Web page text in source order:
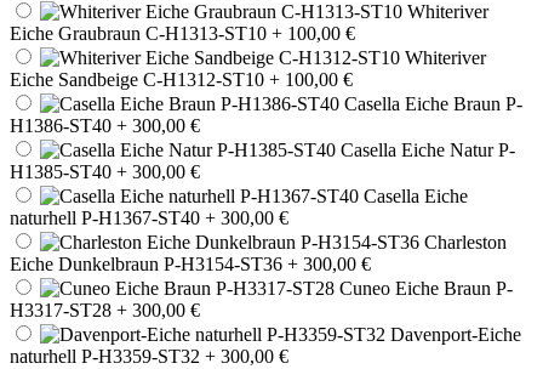
Whiteriver
Eiche Graubraun C-H1313-ST10 + 100,00 €
Whiteriver
Eiche Sandbeige C-H1312-ST10 + 100,00 €
Casella Eiche Braun P-
H1386-ST40 + 300,00 €
Casella Eiche Natur P-
H1385-ST40 + 300,00 €
Casella Eiche
naturhell P-H1367-ST40 + 300,00 €
Charleston
Eiche Dunkelbraun P-H3154-ST36 + 300,00 €
Cuneo Eiche Braun P-
H3317-ST28 + 300,00 €
Davenport-Eiche
naturhell P-H3359-ST32 + 300,00 €